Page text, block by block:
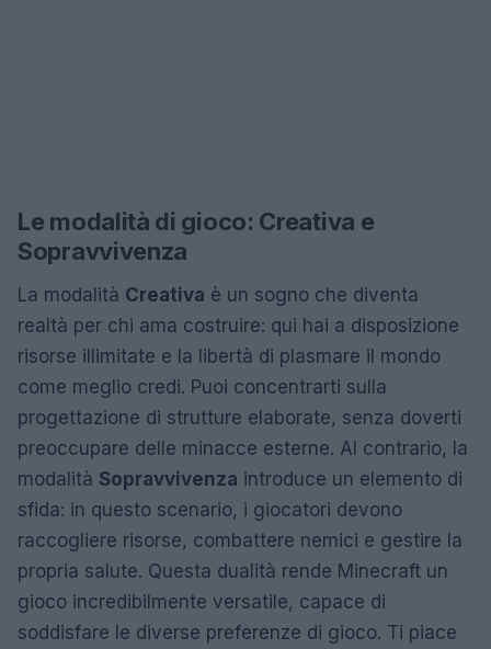
Le modalità di gioco: Creativa e
Sopravvivenza
La modalità Creativa è un sogno che diventa
realtà per chi ama costruire: qui hai a disposizione
risorse illimitate e la libertà di plasmare il mondo
come meglio credi. Puoi concentrarti sulla
progettazione di strutture elaborate, senza doverti
preoccupare delle minacce esterne. Al contrario, la
modalità Sopravvivenza introduce un elemento di
sfida: in questo scenario, i giocatori devono
raccogliere risorse, combattere nemici e gestire la
propria salute. Questa dualità rende Minecraft un
gioco incredibilmente versatile, capace di
soddisfare le diverse preferenze di gioco. Ti piace